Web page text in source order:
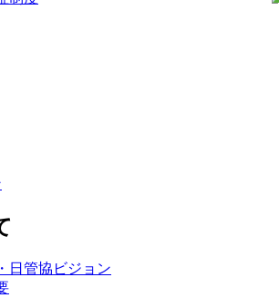
日管協ビジョン